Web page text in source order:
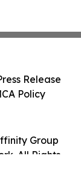
Group
All Rights
Release
Policy